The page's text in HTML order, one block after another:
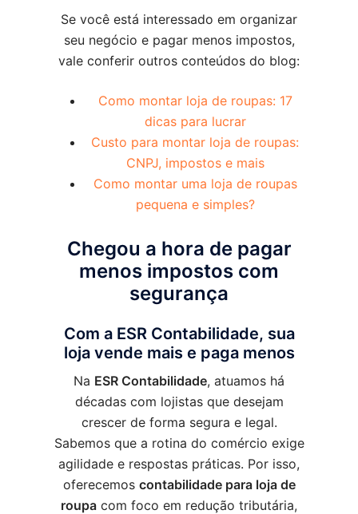
Se você está interessado em organizar
seu negócio e pagar menos impostos,
vale conferir outros conteúdos do blog:
Como montar loja de roupas: 17
dicas para lucrar
Custo para montar loja de roupas:
CNPJ, impostos e mais
Como montar uma loja de roupas
pequena e simples?
Chegou a hora de pagar
menos impostos com
segurança
Com a ESR Contabilidade, sua
loja vende mais e paga menos
Na ESR Contabilidade, atuamos há
décadas com lojistas que desejam
crescer de forma segura e legal.
Sabemos que a rotina do comércio exige
agilidade e respostas práticas. Por isso,
oferecemos contabilidade para loja de
roupa com foco em redução tributária,